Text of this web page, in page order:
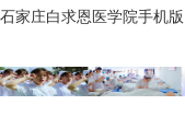
石家庄白求恩医学院手机版